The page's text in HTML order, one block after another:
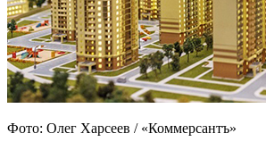
Фото: Олег Харсеев / «Коммерсантъ»